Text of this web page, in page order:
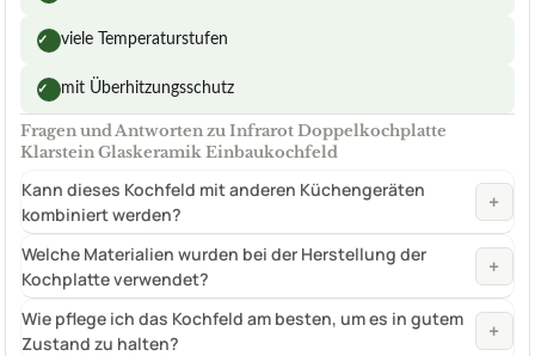
✓ viele Temperaturstufen
✓ mit Überhitzungsschutz
Fragen und Antworten zu Infrarot Doppelkochplatte
Klarstein Glaskeramik Einbaukochfeld
Kann dieses Kochfeld mit anderen Küchengeräten
kombiniert werden?
+
Welche Materialien wurden bei der Herstellung der
Kochplatte verwendet?
+
Wie pflege ich das Kochfeld am besten, um es in gutem
Zustand zu halten?
+